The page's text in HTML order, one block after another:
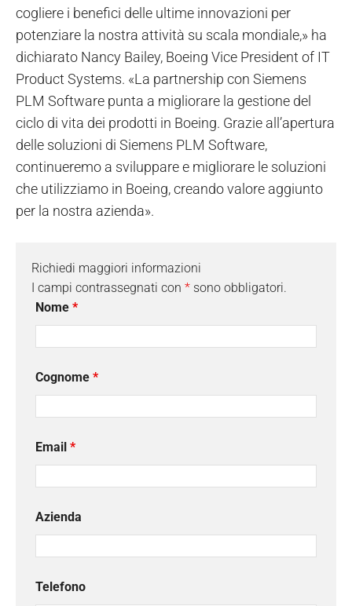
cogliere i benefici delle ultime innovazioni per
potenziare la nostra attività su scala mondiale,» ha
dichiarato Nancy Bailey, Boeing Vice President of IT
Product Systems. «La partnership con Siemens
PLM Software punta a migliorare la gestione del
ciclo di vita dei prodotti in Boeing. Grazie all’apertura
delle soluzioni di Siemens PLM Software,
continueremo a sviluppare e migliorare le soluzioni
che utilizziamo in Boeing, creando valore aggiunto
per la nostra azienda».
Richiedi maggiori informazioni
I campi contrassegnati con * sono obbligatori.
Nome *
Cognome *
Email *
Azienda
Telefono